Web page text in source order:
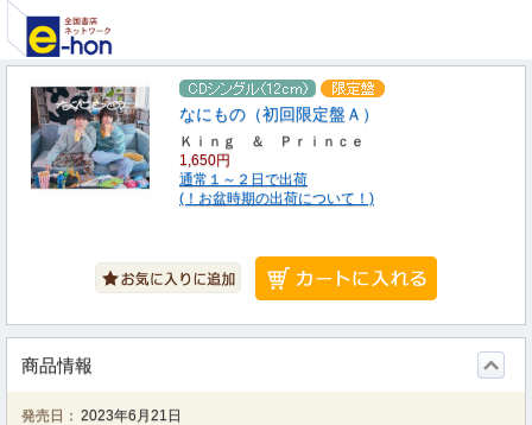
なにもの（初回限定盤Ａ）
Ｋｉｎｇ ＆ Ｐｒｉｎｃｅ
1,650円
通常１～２日で出荷
(！お盆時期の出荷について！)
商品情報
発売日： 2023年6月21日